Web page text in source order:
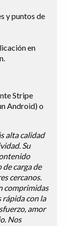
y puntos de
en
Stripe
Android) o
alta calidad
Su
carga de
cercanos.
comprimidas
rápida con la
amor
Nos